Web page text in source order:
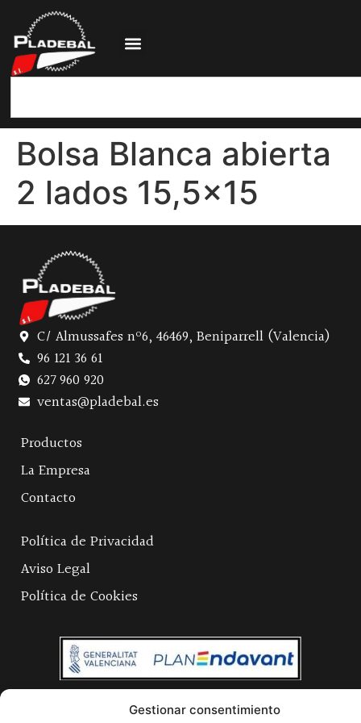
Gestionar consentimiento
Bolsa Blanca abierta
2 lados 15,5×15
C/ Almussafes nº6, 46469, Beniparrell (Valencia)
96 121 36 61
627 960 920
ventas@pladebal.es
Productos
La Empresa
Contacto
Política de Privacidad
Aviso Legal
Política de Cookies